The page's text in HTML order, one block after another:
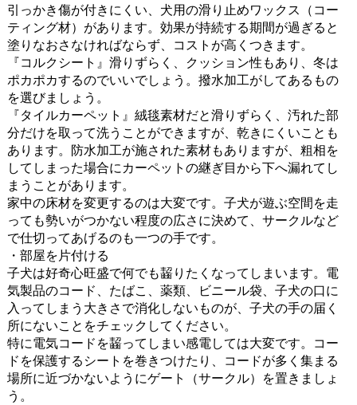
引っかき傷が付きにくい、犬用の滑り止めワックス（コー
ティング材）があります。効果が持続する期間が過ぎると
塗りなおさなければならず、コストが高くつきます。
『コルクシート』滑りずらく、クッション性もあり、冬は
ポカポカするのでいいでしょう。撥水加工がしてあるもの
を選びましょう。
『タイルカーペット』絨毯素材だと滑りずらく、汚れた部
分だけを取って洗うことができますが、乾きにくいことも
あります。防水加工が施された素材もありますが、粗相を
してしまった場合にカーペットの継ぎ目から下へ漏れてし
まうことがあります。
家中の床材を変更するのは大変です。子犬が遊ぶ空間を走
っても勢いがつかない程度の広さに決めて、サークルなど
で仕切ってあげるのも一つの手です。
・部屋を片付ける
子犬は好奇心旺盛で何でも齧りたくなってしまいます。電
気製品のコード、たばこ、薬類、ビニール袋、子犬の口に
入ってしまう大きさで消化しないものが、子犬の手の届く
所にないことをチェックしてください。
特に電気コードを齧ってしまい感電しては大変です。コー
ドを保護するシートを巻きつけたり、コードが多く集まる
場所に近づかないようにゲート（サークル）を置きましょ
う。